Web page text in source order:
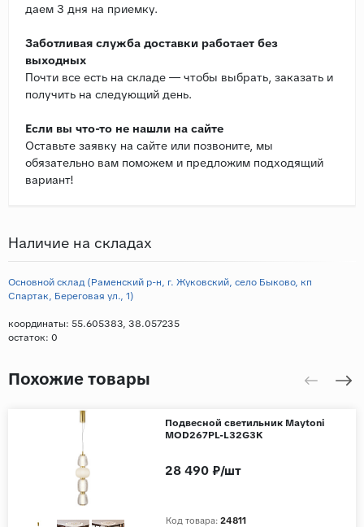
даем 3 дня на приемку.
Заботливая служба доставки работает без
выходных
Почти все есть на складе — чтобы выбрать, заказать и
получить на следующий день.
Если вы что-то не нашли на сайте
Оставьте заявку на сайте или позвоните, мы
обязательно вам поможем и предложим подходящий
вариант!
Наличие на складах
Основной склад (Раменский р-н, г. Жуковский, село Быково, кп
Спартак, Береговая ул., 1)
координаты: 55.605383, 38.057235
остаток: 0
Похожие товары
Подвесной светильник Maytoni
MOD267PL-L32G3K
Код товара: 24811
28 490 ₽/шт